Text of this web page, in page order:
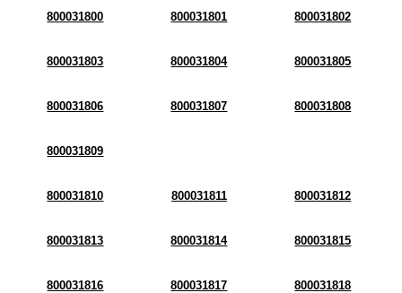
800031800 800031801 800031802
800031803 800031804 800031805
800031806 800031807 800031808
800031809
800031810 800031811 800031812
800031813 800031814 800031815
800031816 800031817 800031818